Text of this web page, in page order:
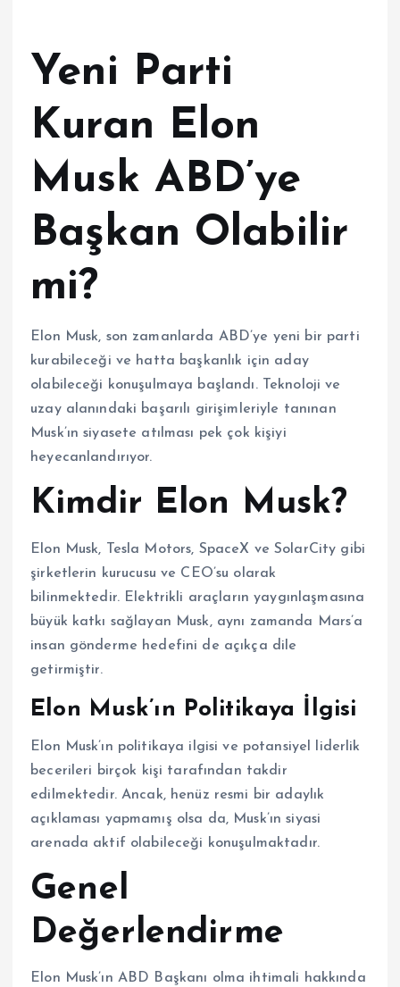
Yeni Parti
Kuran Elon
Musk ABD’ye
Başkan Olabilir
mi?
Elon Musk, son zamanlarda ABD’ye yeni bir parti
kurabileceği ve hatta başkanlık için aday
olabileceği konuşulmaya başlandı. Teknoloji ve
uzay alanındaki başarılı girişimleriyle tanınan
Musk’ın siyasete atılması pek çok kişiyi
heyecanlandırıyor.
Kimdir Elon Musk?
Elon Musk, Tesla Motors, SpaceX ve SolarCity gibi
şirketlerin kurucusu ve CEO’su olarak
bilinmektedir. Elektrikli araçların yaygınlaşmasına
büyük katkı sağlayan Musk, aynı zamanda Mars’a
insan gönderme hedefini de açıkça dile
getirmiştir.
Elon Musk’ın Politikaya İlgisi
Elon Musk’ın politikaya ilgisi ve potansiyel liderlik
becerileri birçok kişi tarafından takdir
edilmektedir. Ancak, henüz resmi bir adaylık
açıklaması yapmamış olsa da, Musk’ın siyasi
arenada aktif olabileceği konuşulmaktadır.
Genel
Değerlendirme
Elon Musk’ın ABD Başkanı olma ihtimali hakkında